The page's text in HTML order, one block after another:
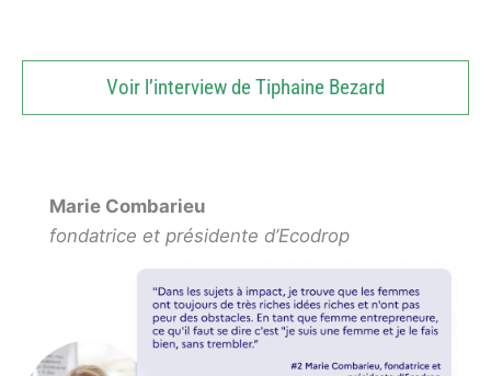
Voir l’interview de Tiphaine Bezard
Marie Combarieu
fondatrice et présidente d’Ecodrop